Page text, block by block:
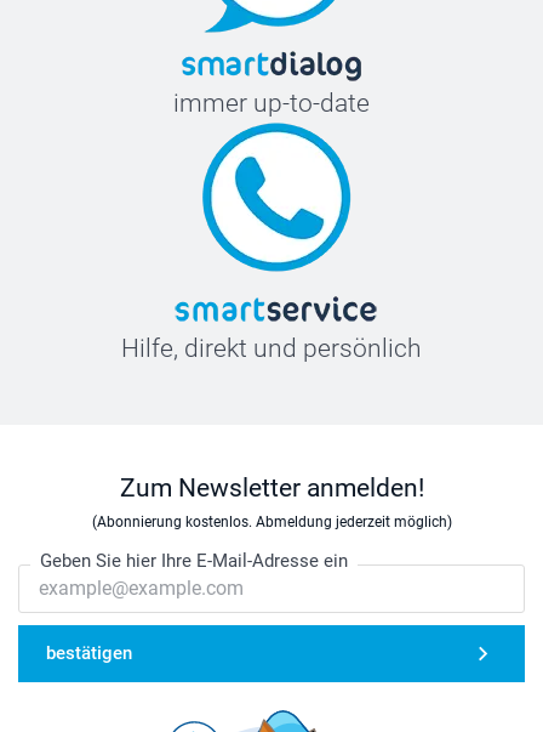
immer up-to-date
Hilfe, direkt und persönlich
Zum Newsletter anmelden!
(Abonnierung kostenlos. Abmeldung jederzeit möglich)
Geben Sie hier Ihre E-Mail-Adresse ein
bestätigen